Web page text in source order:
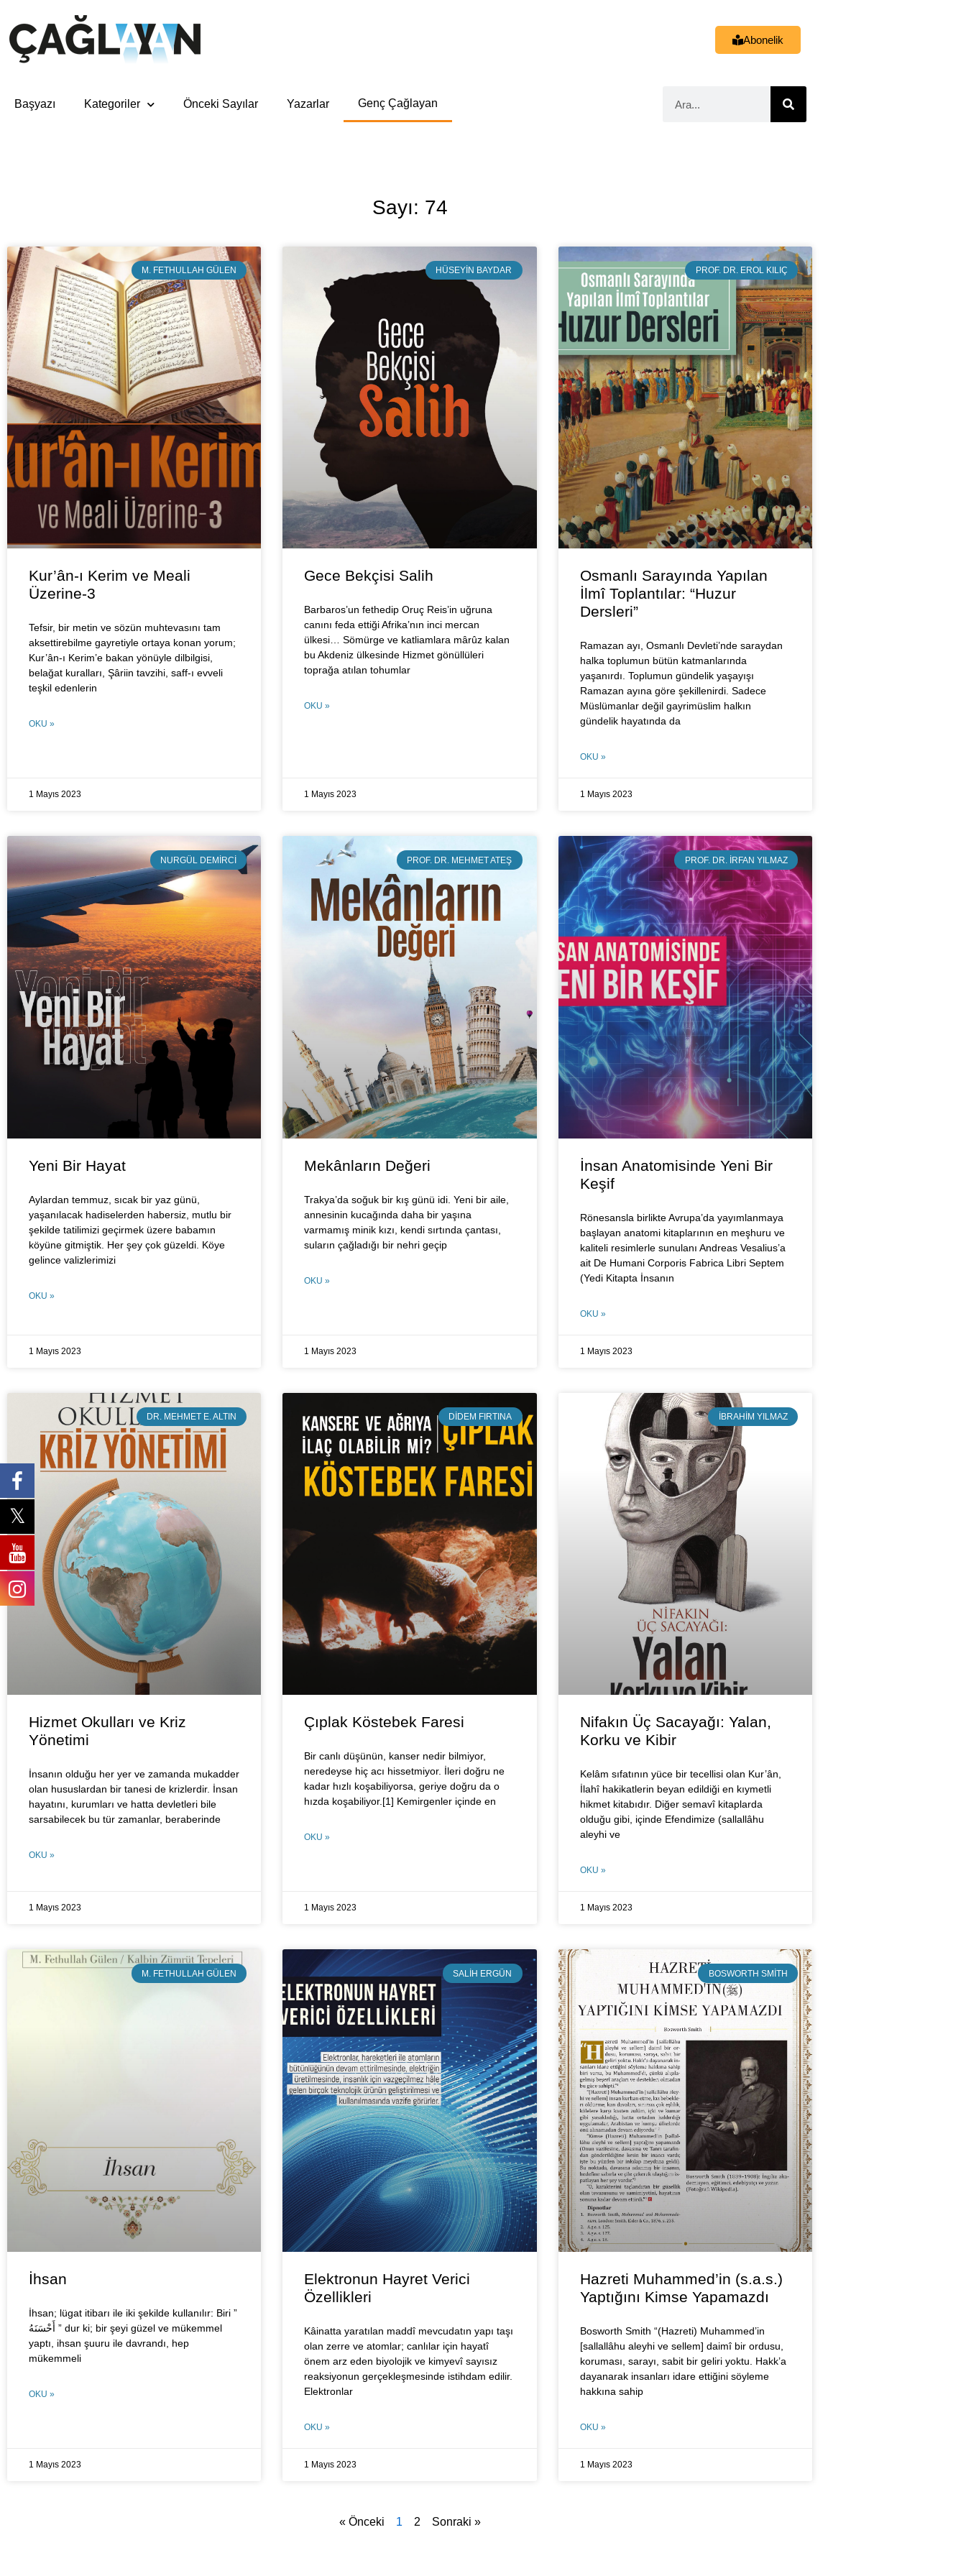
Abonelik
Başyazı Kategoriler Önceki Sayılar Yazarlar Genç Çağlayan
Sayı: 74
M. FETHULLAH GÜLEN
Kur’ân-ı Kerim ve Meali
Üzerine-3
Tefsir, bir metin ve sözün muhtevasını tam
aksettirebilme gayretiyle ortaya konan yorum;
Kur’ân-ı Kerim’e bakan yönüyle dilbilgisi,
belağat kuralları, Şâriin tavzihi, saff-ı evveli
teşkil edenlerin
OKU »
1 Mayıs 2023
HÜSEYIN BAYDAR
Gece Bekçisi Salih
Barbaros’un fethedip Oruç Reis’in uğruna
canını feda ettiği Afrika’nın inci mercan
ülkesi… Sömürge ve katliamlara mârûz kalan
bu Akdeniz ülkesinde Hizmet gönüllüleri
toprağa atılan tohumlar
OKU »
1 Mayıs 2023
PROF. DR. EROL KILIÇ
Osmanlı Sarayında Yapılan
İlmî Toplantılar: “Huzur
Dersleri”
Ramazan ayı, Osmanlı Devleti’nde saraydan
halka toplumun bütün katmanlarında
yaşanırdı. Toplumun gündelik yaşayışı
Ramazan ayına göre şekillenirdi. Sadece
Müslümanlar değil gayrimüslim halkın
gündelik hayatında da
OKU »
1 Mayıs 2023
NURGÜL DEMIRCI
Yeni Bir Hayat
Aylardan temmuz, sıcak bir yaz günü,
yaşanılacak hadiselerden habersiz, mutlu bir
şekilde tatilimizi geçirmek üzere babamın
köyüne gitmiştik. Her şey çok güzeldi. Köye
gelince valizlerimizi
OKU »
1 Mayıs 2023
PROF. DR. MEHMET ATEŞ
Mekânların Değeri
Trakya’da soğuk bir kış günü idi. Yeni bir aile,
annesinin kucağında daha bir yaşına
varmamış minik kızı, kendi sırtında çantası,
suların çağladığı bir nehri geçip
OKU »
1 Mayıs 2023
PROF. DR. İRFAN YILMAZ
İnsan Anatomisinde Yeni Bir
Keşif
Rönesansla birlikte Avrupa’da yayımlanmaya
başlayan anatomi kitaplarının en meşhuru ve
kaliteli resimlerle sunulanı Andreas Vesalius’a
ait De Humani Corporis Fabrica Libri Septem
(Yedi Kitapta İnsanın
OKU »
1 Mayıs 2023
DR. MEHMET E. ALTIN
Hizmet Okulları ve Kriz
Yönetimi
İnsanın olduğu her yer ve zamanda mukadder
olan hususlardan bir tanesi de krizlerdir. İnsan
hayatını, kurumları ve hatta devletleri bile
sarsabilecek bu tür zamanlar, beraberinde
OKU »
1 Mayıs 2023
DIDEM FIRTINA
Çıplak Köstebek Faresi
Bir canlı düşünün, kanser nedir bilmiyor,
neredeyse hiç acı hissetmiyor. İleri doğru ne
kadar hızlı koşabiliyorsa, geriye doğru da o
hızda koşabiliyor.[1] Kemirgenler içinde en
OKU »
1 Mayıs 2023
İBRAHIM YILMAZ
Nifakın Üç Sacayağı: Yalan,
Korku ve Kibir
Kelâm sıfatının yüce bir tecellisi olan Kur’ân,
İlahî hakikatlerin beyan edildiği en kıymetli
hikmet kitabıdır. Diğer semavî kitaplarda
olduğu gibi, içinde Efendimize (sallallâhu
aleyhi ve
OKU »
1 Mayıs 2023
M. FETHULLAH GÜLEN
İhsan
İhsan; lügat itibarı ile iki şekilde kullanılır: Biri ”
أَحْسَنَهُ ” dur ki; bir şeyi güzel ve mükemmel
yaptı, ihsan şuuru ile davrandı, hep
mükemmeli
OKU »
1 Mayıs 2023
SALIH ERGÜN
Elektronun Hayret Verici
Özellikleri
Kâinatta yaratılan maddî mevcudatın yapı taşı
olan zerre ve atomlar; canlılar için hayatî
önem arz eden biyolojik ve kimyevî sayısız
reaksiyonun gerçekleşmesinde istihdam edilir.
Elektronlar
OKU »
1 Mayıs 2023
BOSWORTH SMITH
Hazreti Muhammed’in (s.a.s.)
Yaptığını Kimse Yapamazdı
Bosworth Smith “(Hazreti) Muhammed’in
[sallallâhu aleyhi ve sellem] daimî bir ordusu,
koruması, sarayı, sabit bir geliri yoktu. Hakk’a
dayanarak insanları idare ettiğini söyleme
hakkına sahip
OKU »
1 Mayıs 2023
« Önceki 1 2 Sonraki »